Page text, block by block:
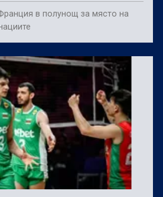
в полунощ за място на